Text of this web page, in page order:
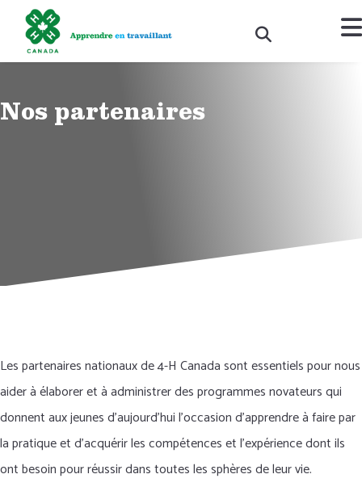
Nos partenaires
Les partenaires nationaux de 4-H Canada sont essentiels pour nous
aider à élaborer et à administrer des programmes novateurs qui
donnent aux jeunes d'aujourd'hui l'occasion d'apprendre à faire par
la pratique et d'acquérir les compétences et l'expérience dont ils
ont besoin pour réussir dans toutes les sphères de leur vie.